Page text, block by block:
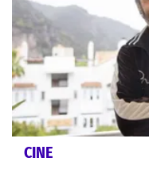
CINE